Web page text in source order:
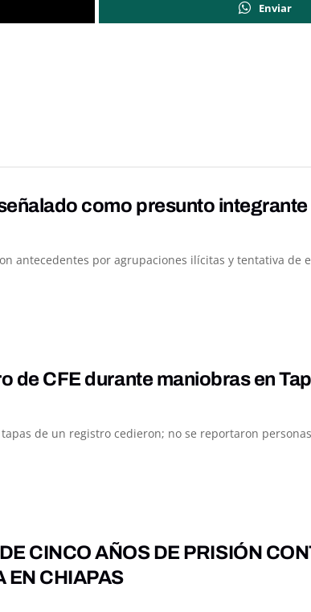
Enviar
como presunto integrante
antecedentes por agrupaciones ilícitas y tentativa de
de CFE durante maniobras en
de un registro cedieron; no se reportaron
CINCO AÑOS DE PRISIÓN
EN CHIAPAS